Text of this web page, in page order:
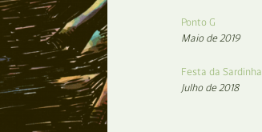
Ponto G
Maio de 2019
Festa da Sardinha
Julho de 2018